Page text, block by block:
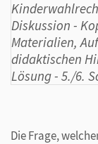
Die Frage,